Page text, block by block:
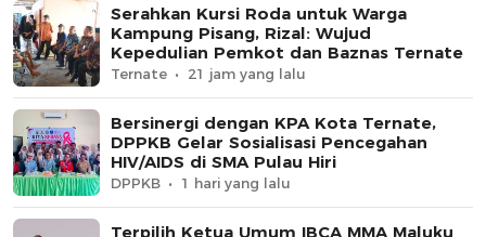
Serahkan Kursi Roda untuk Warga
Kampung Pisang, Rizal: Wujud
Kepedulian Pemkot dan Baznas Ternate
Ternate 21 jam yang lalu
Bersinergi dengan KPA Kota Ternate,
DPPKB Gelar Sosialisasi Pencegahan
HIV/AIDS di SMA Pulau Hiri
DPPKB 1 hari yang lalu
Terpilih Ketua Umum IBCA MMA Maluku